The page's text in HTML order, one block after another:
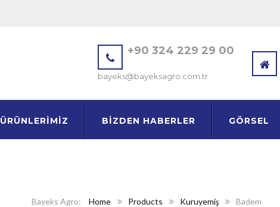
+90 324 229 29 00
bayeks@bayeksagro.com.tr
ÜRÜNLERIMIZ BIZDEN HABERLER GÖRSEL
Home Products Kuruyemiş Badem